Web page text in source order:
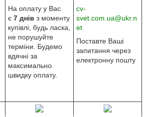
На оплату у Вас
є 7 днів з моменту
купівлі, будь ласка,
не порушуйте
терміни. Будемо
вдячні за
максимально
швидку оплату.
cv-
svet.com.ua@ukr.n
et
Поставте Ваші
запитання через
електронну пошту